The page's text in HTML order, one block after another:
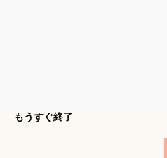
もうすぐ終了